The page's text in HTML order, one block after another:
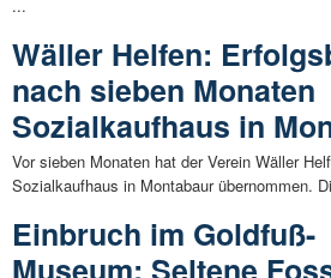
...
Wäller Helfen:
nach sieben Monaten
Sozialkaufhaus in
Vor sieben Monaten hat der Verein Wäller
Sozialkaufhaus in Montabaur übernommen.
Einbruch im Goldfuß-